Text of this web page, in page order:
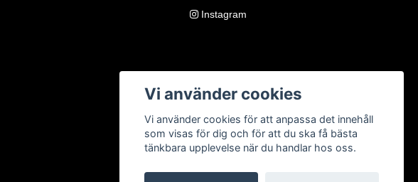
Instagram
Vi använder cookies
Vi använder cookies för att anpassa det innehåll
som visas för dig och för att du ska få bästa
tänkbara upplevelse när du handlar hos oss.